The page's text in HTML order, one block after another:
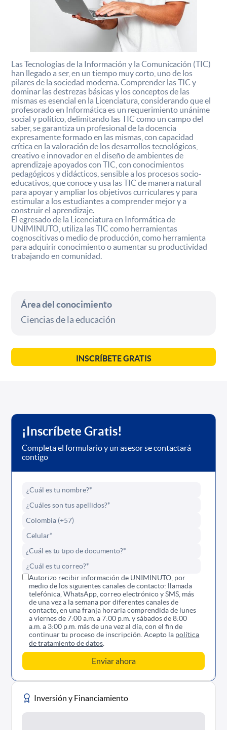
Las Tecnologías de la Información y la Comunicación (TIC)
han llegado a ser, en un tiempo muy corto, uno de los
pilares de la sociedad moderna. Comprender las TIC y
dominar las destrezas básicas y los conceptos de las
mismas es esencial en la Licenciatura, considerando que el
profesorado en Informática es un requerimiento unánime
social y político, delimitando las TIC como un campo del
saber, se garantiza un profesional de la docencia
expresamente formado en las mismas, con capacidad
crítica en la valoración de los desarrollos tecnológicos,
creativo e innovador en el diseño de ambientes de
aprendizaje apoyados con TIC, con conocimientos
pedagógicos y didácticos, sensible a los procesos socio-
educativos, que conoce y usa las TIC de manera natural
para apoyar y ampliar los objetivos curriculares y para
estimular a los estudiantes a comprender mejor y a
construir el aprendizaje.
El egresado de la Licenciatura en Informática de
UNIMINUTO, utiliza las TIC como herramientas
cognoscitivas o medio de producción, como herramienta
para adquirir conocimiento o aumentar su productividad
trabajando en comunidad.
Área del conocimiento
Ciencias de la educación
INSCRÍBETE GRATIS
¡Inscríbete Gratis!
Completa el formulario y un asesor se contactará
contigo
Autorizo recibir información de UNIMINUTO, por
medio de los siguientes canales de contacto: llamada
telefónica, WhatsApp, correo electrónico y SMS, más
de una vez a la semana por diferentes canales de
contacto, en una franja horaria comprendida de lunes
a viernes de 7:00 a.m. a 7:00 p.m. y sábados de 8:00
a.m. a 3:00 p.m. más de una vez al día, con el fin de
continuar tu proceso de inscripción. Acepto la política
de tratamiento de datos
Inversión y Financiamiento